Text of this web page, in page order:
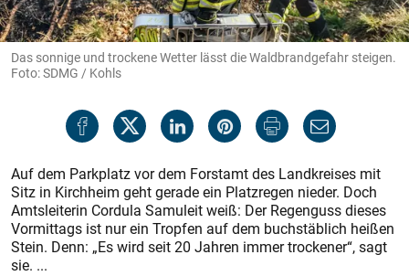
Das sonnige und trockene Wetter lässt die Waldbrandgefahr steigen.
Foto: SDMG / Kohls
Auf dem Parkplatz vor dem Forstamt des Landkreises mit
Sitz in Kirchheim geht gerade ein Platzregen nieder. Doch
Amtsleiterin Cordula Samuleit weiß: Der Regenguss dieses
Vormittags ist nur ein Tropfen auf dem buchstäblich heißen
Stein. Denn: „Es wird seit 20 Jahren immer trockener“, sagt
sie. ...